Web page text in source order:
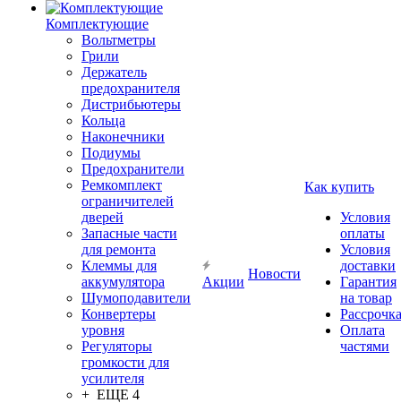
Комплектующие
Вольтметры
Грили
Держатель
предохранителя
Дистрибьютеры
Кольца
Наконечники
Подиумы
Предохранители
Ремкомплект
ограничителей
дверей
Запасные части
для ремонта
Клеммы для
аккумулятора
Шумоподавители
Конвертеры
уровня
Регуляторы
громкости для
усилителя
+ ЕЩЕ 4
Акции
Новости
Как купить
Условия
оплаты
Условия
доставки
Гарантия
на товар
Рассрочка
Оплата
частями